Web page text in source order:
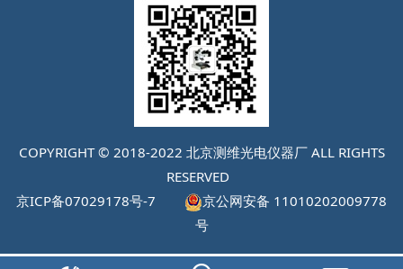
COPYRIGHT © 2018-2022 北京测维光电仪器厂 ALL RIGHTS
RESERVED
京ICP备07029178号-7
京公网安备 11010202009778
号